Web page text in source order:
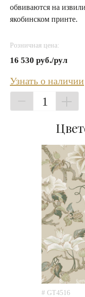
обвиваются на
якобинском принте.
Розничная цена:
16 530 руб./рул
Узнать о наличии
1
# GT4516